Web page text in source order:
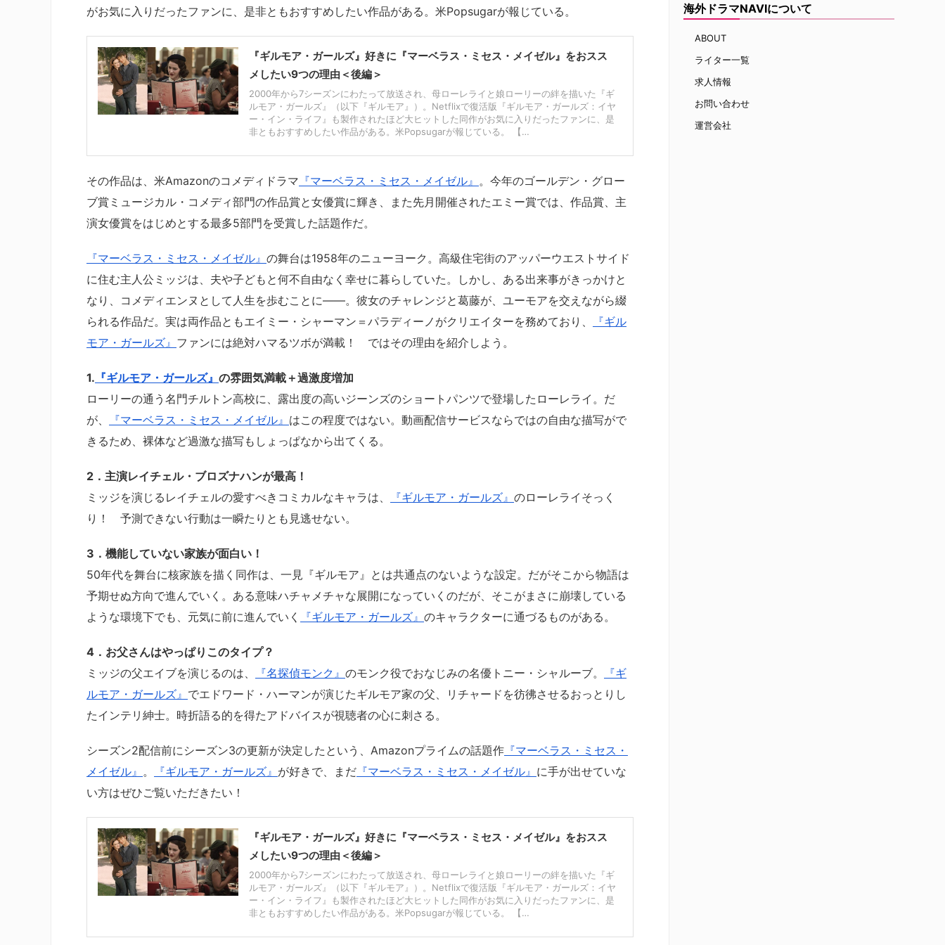
がお気に入りだったファンに、是非ともおすすめしたい作品がある。米Popsugarが報じている。
『ギルモア・ガールズ』好きに『マーベラス・ミセス・メイゼル』をおスス
メしたい9つの理由＜後編＞
2000年から7シーズンにわたって放送され、母ローレライと娘ローリーの絆を描いた『ギ
ルモア・ガールズ』（以下『ギルモア』）。Netflixで復活版『ギルモア・ガールズ：イヤ
ー・イン・ライフ』も製作されたほど大ヒットした同作がお気に入りだったファンに、是
非ともおすすめしたい作品がある。米Popsugarが報じている。 【…
その作品は、米Amazonのコメディドラマ 『マーベラス・ミセス・メイゼル』 。今年のゴールデン・グロー
ブ賞ミュージカル・コメディ部門の作品賞と女優賞に輝き、また先月開催されたエミー賞では、作品賞、主
演女優賞をはじめとする最多5部門を受賞した話題作だ。
『マーベラス・ミセス・メイゼル』 の舞台は1958年のニューヨーク。高級住宅街のアッパーウエストサイド
に住む主人公ミッジは、夫や子どもと何不自由なく幸せに暮らしていた。しかし、ある出来事がきっかけと
なり、コメディエンヌとして人生を歩むことに――。彼女のチャレンジと葛藤が、ユーモアを交えながら綴
られる作品だ。実は両作品ともエイミー・シャーマン＝パラディーノがクリエイターを務めており、
『ギル
モア・ガールズ』 ファンには絶対ハマるツボが満載！ ではその理由を紹介しよう。
1. 『ギルモア・ガールズ』 の雰囲気満載＋過激度増加
ローリーの通う名門チルトン高校に、露出度の高いジーンズのショートパンツで登場したローレライ。だ
が、
『マーベラス・ミセス・メイゼル』 はこの程度ではない。動画配信サービスならではの自由な描写がで
きるため、裸体など過激な描写もしょっぱなから出てくる。
2．主演レイチェル・ブロズナハンが最高！
ミッジを演じるレイチェルの愛すべきコミカルなキャラは、
『ギルモア・ガールズ』 のローレライそっく
り！ 予測できない行動は一瞬たりとも見逃せない。
3．機能していない家族が面白い！
50年代を舞台に核家族を描く同作は、一見『ギルモア』とは共通点のないような設定。だがそこから物語は
予期せぬ方向で進んでいく。ある意味ハチャメチャな展開になっていくのだが、そこがまさに崩壊している
ような環境下でも、元気に前に進んでいく
『ギルモア・ガールズ』 のキャラクターに通づるものがある。
4．お父さんはやっぱりこのタイプ？
ミッジの父エイブを演じるのは、
『名探偵モンク』 のモンク役でおなじみの名優トニー・シャルーブ。
『ギ
ルモア・ガールズ』 でエドワード・ハーマンが演じたギルモア家の父、リチャードを彷彿させるおっとりし
たインテリ紳士。時折語る的を得たアドバイスが視聴者の心に刺さる。
シーズン2配信前にシーズン3の更新が決定したという、Amazonプライムの話題作 『マーベラス・ミセス・
メイゼル』 。 『ギルモア・ガールズ』 が好きで、まだ 『マーベラス・ミセス・メイゼル』 に手が出せていな
い方はぜひご覧いただきたい！
『ギルモア・ガールズ』好きに『マーベラス・ミセス・メイゼル』をおスス
メしたい9つの理由＜後編＞
2000年から7シーズンにわたって放送され、母ローレライと娘ローリーの絆を描いた『ギ
ルモア・ガールズ』（以下『ギルモア』）。Netflixで復活版『ギルモア・ガールズ：イヤ
ー・イン・ライフ』も製作されたほど大ヒットした同作がお気に入りだったファンに、是
非ともおすすめしたい作品がある。米Popsugarが報じている。 【…
海外ドラマNAVIについて
ABOUT
ライター一覧
求人情報
お問い合わせ
運営会社